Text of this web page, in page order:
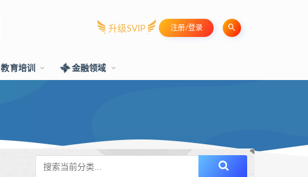
升级SVIP 注册/登录
教育培训 金融领域